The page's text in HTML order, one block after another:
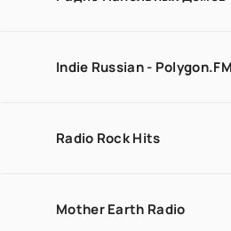
Indie Russian - Polygon.FM
Radio Rock Hits
Mother Earth Radio